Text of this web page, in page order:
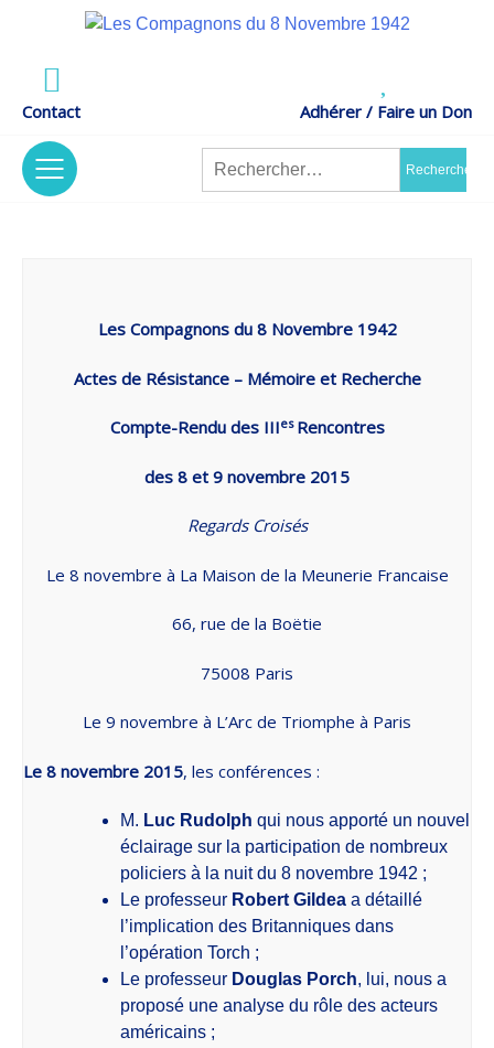
content
Contact
Adhérer / Faire un Don
/The Association
Nos Projets
/Code Of Ethics
Contrat
D’engagement
Républicain
Rechercher :
Les Compagnons du 8 Novembre 1942
Actes de Résistance – Mémoire et Recherche
Compte-Rendu des IIIes Rencontres
des 8 et 9 novembre 2015
Regards Croisés
Le 8 novembre à La Maison de la Meunerie Francaise
66, rue de la Boëtie
75008 Paris
Le 9 novembre à L’Arc de Triomphe à Paris
Le 8 novembre 2015, les conférences :
M. Luc Rudolph qui nous apporté un nouvel
éclairage sur la participation de nombreux
policiers à la nuit du 8 novembre 1942 ;
Le professeur Robert Gildea a détaillé
l’implication des Britanniques dans
l’opération Torch ;
Le professeur Douglas Porch, lui, nous a
proposé une analyse du rôle des acteurs
américains ;